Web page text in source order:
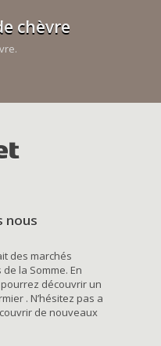
chèvre
nous
des marchés
la Somme. En
découvrir un
. N’hésitez pas a
de nouveaux